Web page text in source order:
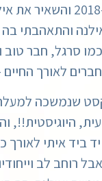
מנשה מועלם
והתאהבתי
סרגל, חבר
לאורך החיים
שנמשכה
היוגיסטית!!,
ביד איתי
רוחב לב